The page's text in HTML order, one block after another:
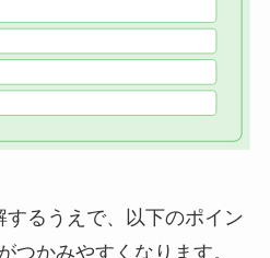
るうえで、以下のポイン
つかみやすくなります。